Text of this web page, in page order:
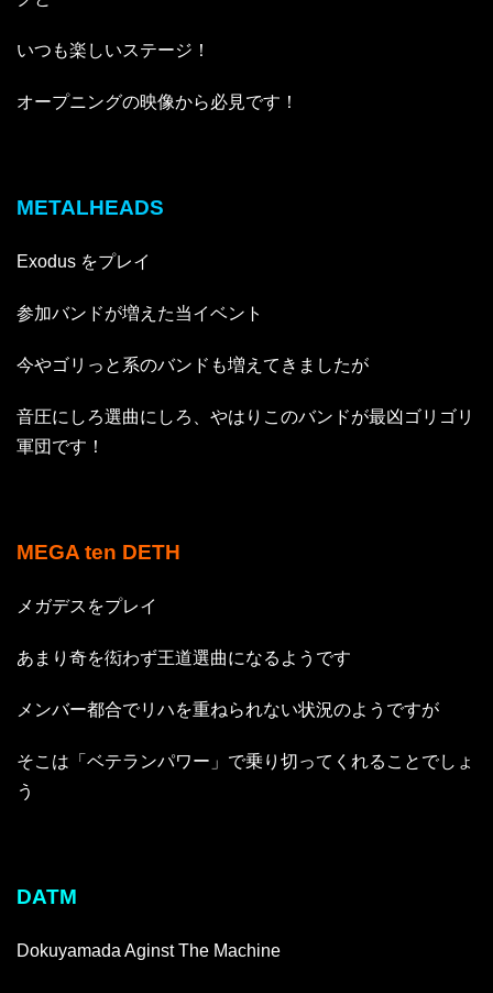
いつも楽しいステージ！
オープニングの映像から必見です！
METALHEADS
Exodus をプレイ
参加バンドが増えた当イベント
今やゴリっと系のバンドも増えてきましたが
音圧にしろ選曲にしろ、やはりこのバンドが最凶ゴリゴリ
軍団です！
MEGA ten DETH
メガデスをプレイ
あまり奇を衒わず王道選曲になるようです
メンバー都合でリハを重ねられない状況のようですが
そこは「ベテランパワー」で乗り切ってくれることでしょ
う
DATM
Dokuyamada Aginst The Machine